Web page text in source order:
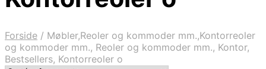
Forside / Møbler,Reoler og kommoder mm.,Kontorreoler
og kommoder mm., Reoler og kommoder mm., Kontor,
Bestsellers, Kontorreoler o